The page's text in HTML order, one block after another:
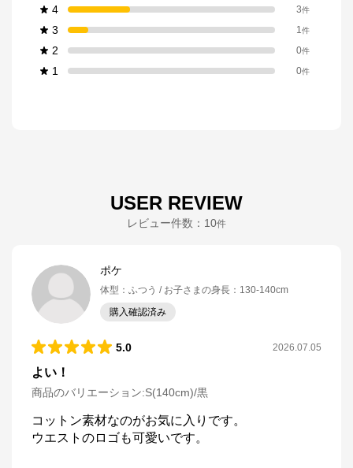
4 3件
3 1件
2 0件
1 0件
USER REVIEW
レビュー件数： 10件
ポケ
体型 ： ふつう お子さまの身長 ： 130-140cm
購入確認済み
5.0 2026.07.05
よい！
商品のバリエーション:S(140cm)/黒
コットン素材なのがお気に入りです。
ウエストのロゴも可愛いです。